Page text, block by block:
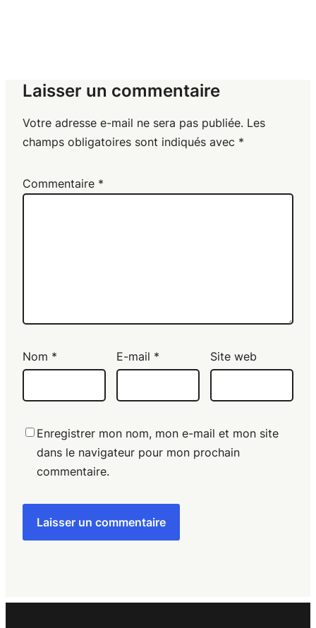
Laisser un commentaire
Votre adresse e-mail ne sera pas publiée. Les
champs obligatoires sont indiqués avec *
Commentaire *
Nom * E-mail * Site web
Enregistrer mon nom, mon e-mail et mon site
dans le navigateur pour mon prochain
commentaire.